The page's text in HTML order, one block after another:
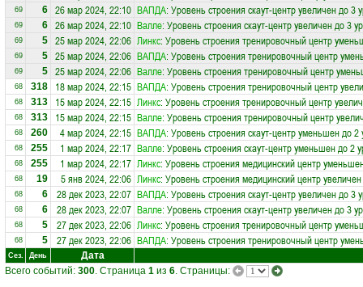
69 6 26 мар 2024, 22:10 ВАПДА: Уровень строения скаут-центр увеличен до 3
69 6 26 мар 2024, 22:10 Валле: Уровень строения скаут-центр увеличен до 3
69 5 25 мар 2024, 22:06 Линкс: Уровень строения тренировочный центр
69 5 25 мар 2024, 22:06 ВАПДА: Уровень строения тренировочный центр
69 5 25 мар 2024, 22:06 Валле: Уровень строения тренировочный центр
68 318 18 мар 2024, 22:15 ВАПДА: Уровень строения тренировочный центр
68 313 15 мар 2024, 22:15 Линкс: Уровень строения тренировочный центр
68 313 15 мар 2024, 22:15 Валле: Уровень строения тренировочный центр
68 260 4 мар 2024, 22:15 ВАПДА: Уровень строения скаут-центр уменьшен до 2
68 255 1 мар 2024, 22:17 Валле: Уровень строения скаут-центр уменьшен до 2
68 255 1 мар 2024, 22:17 Линкс: Уровень строения медицинский центр
68 19 5 янв 2024, 22:06 Линкс: Уровень строения медицинский центр
68 6 28 дек 2023, 22:07 ВАПДА: Уровень строения скаут-центр увеличен до 3
68 6 28 дек 2023, 22:07 Валле: Уровень строения скаут-центр увеличен до 3
68 5 27 дек 2023, 22:06 Линкс: Уровень строения тренировочный центр
68 5 27 дек 2023, 22:06 ВАПДА: Уровень строения тренировочный центр
Сез. День
Дата
Всего событий: 300. Страница 1 из 6. Страницы: